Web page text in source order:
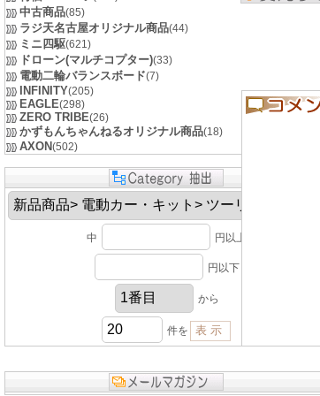
中古商品(85)
ラジ天名古屋オリジナル商品(44)
ミニ四駆(621)
ドローン(マルチコプター)(33)
電動二輪バランスボード(7)
INFINITY(205)
EAGLE(298)
ZERO TRIBE(26)
かずもんちゃんねるオリジナル商品(18)
AXON(502)
中 円以上
円以下
から
件を